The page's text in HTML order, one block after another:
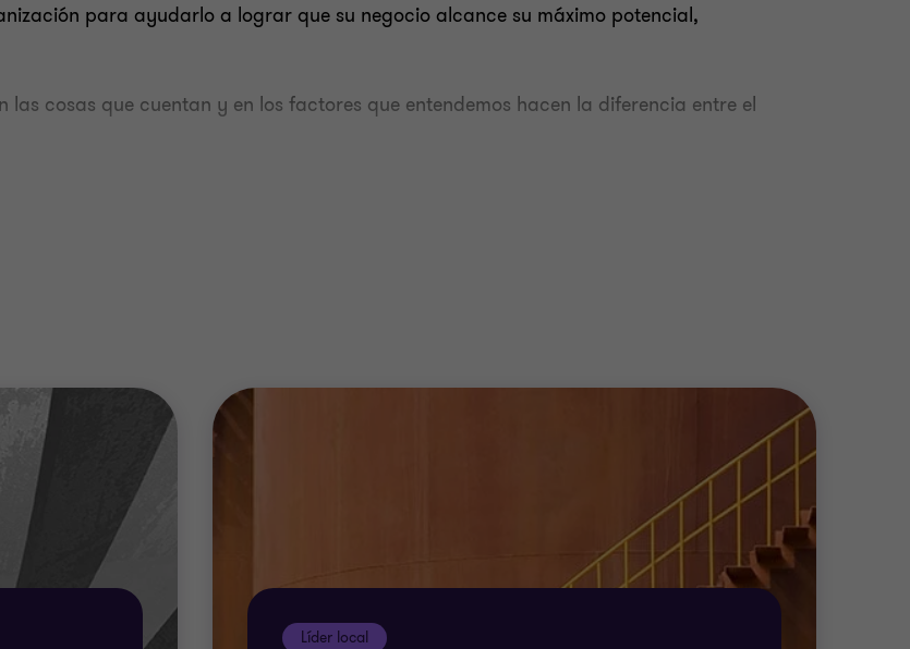
para ayudarlo a lograr que su negocio alcance su máximo potencial,
las cosas que cuentan y en los factores que entendemos hacen la diferencia entre el
Líder local